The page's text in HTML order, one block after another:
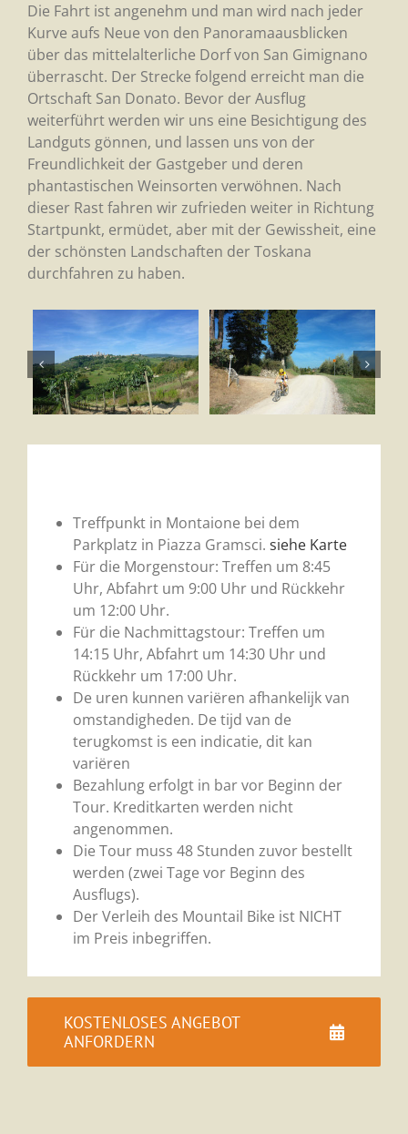
Die Fahrt ist angenehm und man wird nach jeder
Kurve aufs Neue von den Panoramaausblicken
über das mittelalterliche Dorf von San Gimignano
überrascht. Der Strecke folgend erreicht man die
Ortschaft San Donato. Bevor der Ausflug
weiterführt werden wir uns eine Besichtigung des
Landguts gönnen, und lassen uns von der
Freundlichkeit der Gastgeber und deren
phantastischen Weinsorten verwöhnen. Nach
dieser Rast fahren wir zufrieden weiter in Richtung
Startpunkt, ermüdet, aber mit der Gewissheit, eine
der schönsten Landschaften der Toskana
durchfahren zu haben.
Treffpunkt in Montaione bei dem
Parkplatz in Piazza Gramsci. siehe Karte
Für die Morgenstour: Treffen um 8:45
Uhr, Abfahrt um 9:00 Uhr und Rückkehr
um 12:00 Uhr.
Für die Nachmittagstour: Treffen um
14:15 Uhr, Abfahrt um 14:30 Uhr und
Rückkehr um 17:00 Uhr.
De uren kunnen variëren afhankelijk van
omstandigheden. De tijd van de
terugkomst is een indicatie, dit kan
variëren
Bezahlung erfolgt in bar vor Beginn der
Tour. Kreditkarten werden nicht
angenommen.
Die Tour muss 48 Stunden zuvor bestellt
werden (zwei Tage vor Beginn des
Ausflugs).
Der Verleih des Mountail Bike ist NICHT
im Preis inbegriffen.
KOSTENLOSES ANGEBOT
ANFORDERN